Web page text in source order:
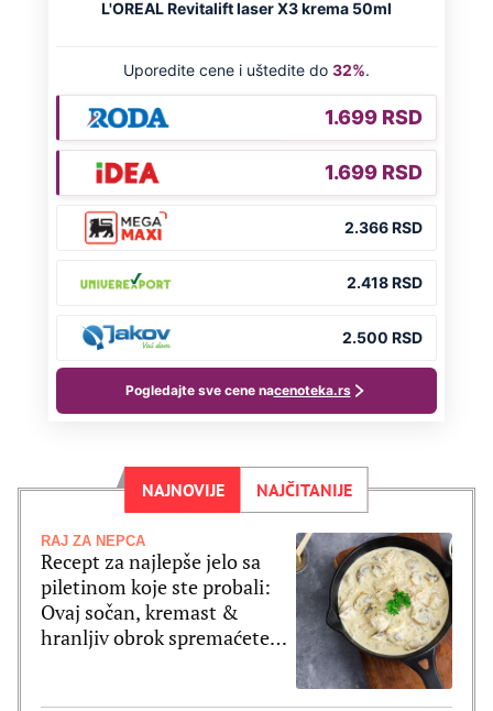
NAJNOVIJE NAJČITANIJE
RAJ ZA NEPCA
Recept za najlepše jelo sa
piletinom koje ste probali:
Ovaj sočan, kremast &
hranljiv obrok spremaćete